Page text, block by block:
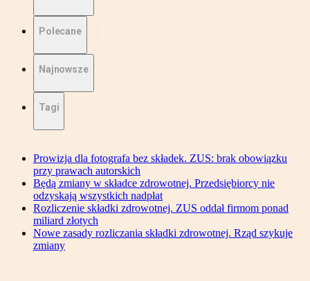
Polecane
Najnowsze
Tagi
Prowizja dla fotografa bez składek. ZUS: brak obowiązku
przy prawach autorskich
Będą zmiany w składce zdrowotnej. Przedsiębiorcy nie
odzyskają wszystkich nadpłat
Rozliczenie składki zdrowotnej. ZUS oddał firmom ponad
miliard złotych
Nowe zasady rozliczania składki zdrowotnej. Rząd szykuje
zmiany